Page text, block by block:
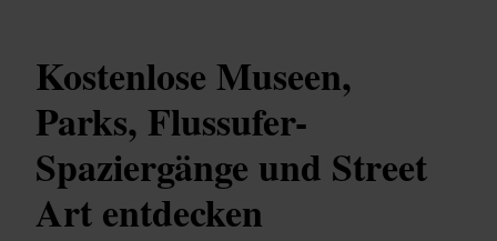
Kostenlose Museen,
Parks, Flussufer-
Spaziergänge und Street
Art entdecken